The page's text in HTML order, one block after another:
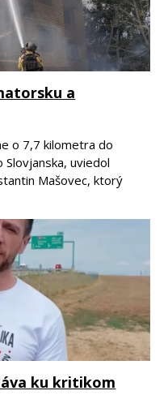
a
o 7,7 kilometra do
uviedol
Mašovec, ktorý
ku kritikom